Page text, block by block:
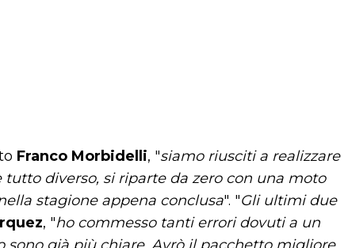
Franco Morbidelli, "siamo riusciti a realizzare
diverso, si riparte da zero con una moto
stagione appena conclusa". "Gli ultimi due
, "ho commesso tanti errori dovuti a un